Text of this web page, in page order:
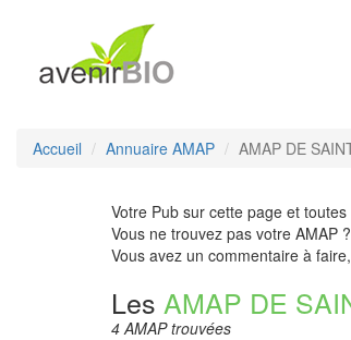
Accueil Annuaire AMAP AMAP DE
Votre Pub sur cette page et
Vous ne trouvez pas votre AMAP ?
Vous avez un commentaire à
Les AMAP DE
4 AMAP trouvées